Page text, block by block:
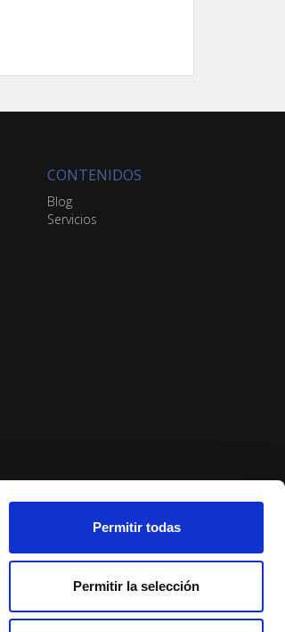
Permitir todas
Permitir la selección
CONTENIDOS
Blog
Servicios